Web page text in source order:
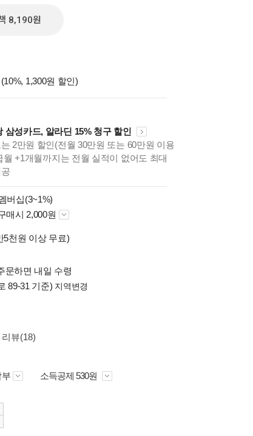
8,190원
1,300원 할인)
삼성카드, 알라딘 15% 청구 할인
2만원 할인(전월 30만원 또는 60만원 이용
월 +1개월까지는 전월 실적이 없어도 최대
버십(3~1%)
매시 2,000원
5천원 이상 무료)
문하면 내일 수령
89-31 기준) 지역변경
리뷰(18)
부 소득공제 530원